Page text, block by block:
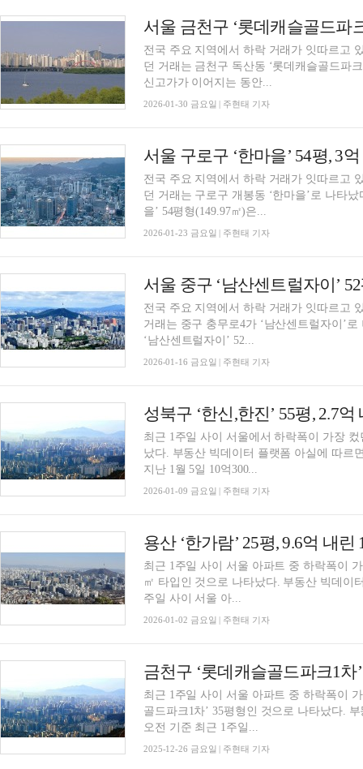
전국 주요 지역에서 하락 거래가 잇따르고
던 거래는 금천구 독산동 ‘롯데캐슬골드파
신고가가 이어지는 동안...
2026-01-30 금요일 | 주현태 기자
전국 주요 지역에서 하락 거래가 잇따르고
던 거래는 구로구 개봉동 ‘한마을’로 나타
을’ 54평형(149.97㎡)은...
2026-01-23 금요일 | 주현태 기자
전국 주요 지역에서 하락 거래가 잇따르고
거래는 중구 충무로4가 ‘남산센트럴자이’
‘남산센트럴자이’ 52...
2026-01-16 금요일 | 주현태 기자
최근 1주일 사이 서울에서 하락폭이 가장
났다. 부동산 빅데이터 플랫폼 아실에 따르면, 성북구 돈암동 한신·한진 55평형(152.25㎡)은
지난 1월 5일 10억300...
2026-01-09 금요일 | 주현태 기자
최근 1주일 사이 서울 아파트 중 하락폭이
㎡ 타입인 것으로 나타났다. 부동산 빅데이터 플랫폼 아실에 따르면, 1월 2일 오전 기준 최근 1
주일 사이 서울 아...
2026-01-02 금요일 | 주현태 기자
최근 1주일 사이 서울 아파트 중 하락폭이
골드파크1차’ 35평형인 것으로 나타났다. 부동산 빅데이터 플랫폼 아실에 따르면, 12월 26일
오전 기준 최근 1주일...
2025-12-26 금요일 | 주현태 기자